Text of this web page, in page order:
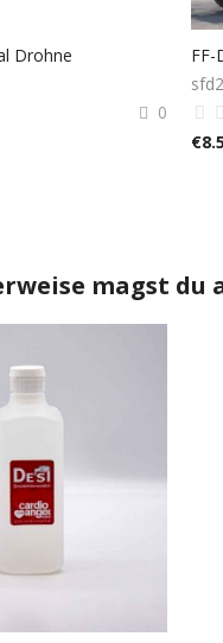
Drohne
0
FF-
€
magst du